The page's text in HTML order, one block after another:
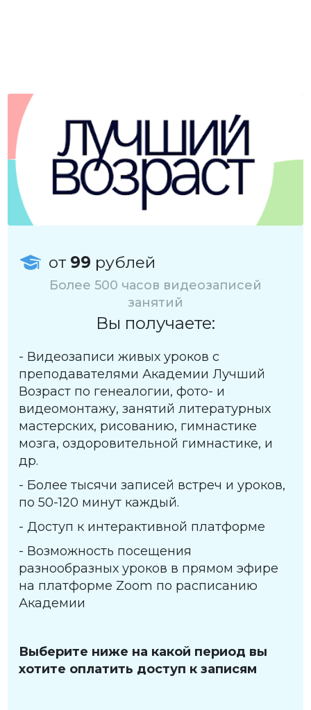
от 99 рублей
Более 500 часов видеозаписей
занятий
Вы получаете:
- Видеозаписи живых уроков с
преподавателями Академии Лучший
Возраст по генеалогии, фото- и
видеомонтажу, занятий литературных
мастерских, рисованию, гимнастике
мозга, оздоровительной гимнастике, и
др.
- Более тысячи записей встреч и уроков,
по 50-120 минут каждый.
- Доступ к интерактивной платформе
- Возможность посещения
разнообразных уроков в прямом эфире
на платформе Zoom по расписанию
Академии
Выберите ниже на какой период вы
хотите оплатить доступ к записям